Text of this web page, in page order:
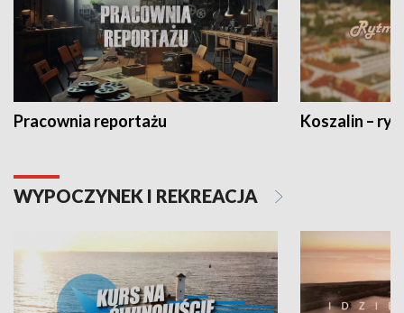
Pracownia reportażu Koszalin –
WYPOCZYNEK I REKREACJA